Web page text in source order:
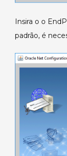
Insira o o
padrão, é